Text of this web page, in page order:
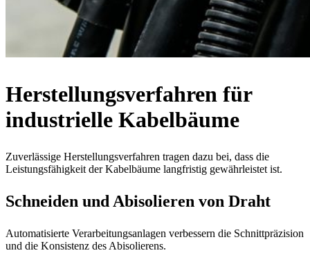
Herstellungsverfahren für
industrielle Kabelbäume
Zuverlässige Herstellungsverfahren tragen dazu bei, dass die
Leistungsfähigkeit der Kabelbäume langfristig gewährleistet ist.
Schneiden und Abisolieren von Draht
Automatisierte Verarbeitungsanlagen verbessern die Schnittpräzision
und die Konsistenz des Abisolierens.